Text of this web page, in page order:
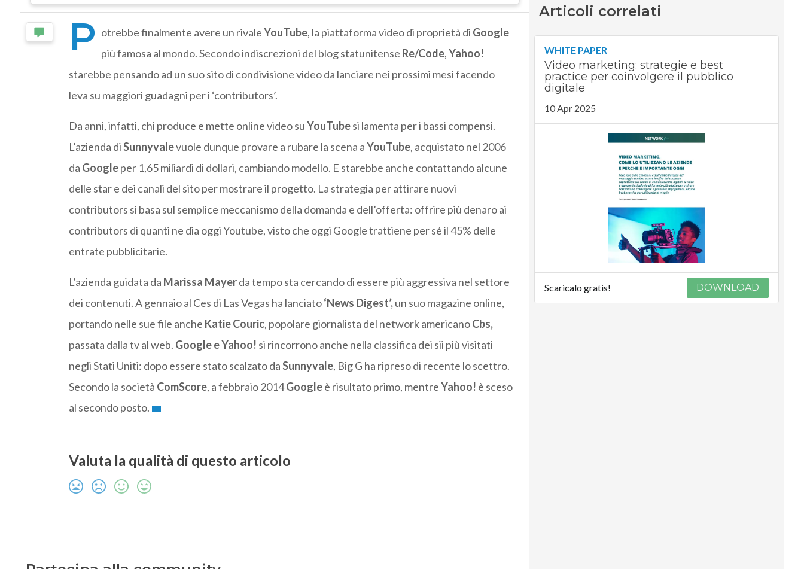
P otrebbe finalmente avere un rivaleYouTube, la piattaforma video di proprietà di Google
più famosa al mondo. Secondo indiscrezioni del blog statunitense Re/Code,Yahoo!
starebbe pensando ad un suo sito di condivisione video da lanciare nei prossimi mesi facendo
leva su maggiori guadagni per i ‘contributors’.
Da anni, infatti, chi produce e mette online video suYouTubesi lamenta per i bassi compensi.
L’azienda diSunnyvalevuole dunque provare a rubare la scena aYouTube, acquistato nel 2006
da Googleper 1,65 miliardi di dollari, cambiando modello. E starebbe anche contattando alcune
delle star e dei canali del sito per mostrare il progetto. La strategia per attirare nuovi
contributors si basa sul semplice meccanismo della domanda e dell’offerta: offrire più denaro ai
contributors di quanti ne dia oggi Youtube, visto che oggi Google trattiene per sé il 45% delle
entrate pubblicitarie.
L’azienda guidata da Marissa Mayerda tempo sta cercando di essere più aggressiva nel settore
dei contenuti. A gennaio al Ces di Las Vegas ha lanciato‘News Digest’,un suo magazine online,
portando nelle sue file anche Katie Couric, popolare giornalista del network americanoCbs,
passata dalla tv al web. Google e Yahoo! si rincorrono anche nella classifica dei sii più visitati
negli Stati Uniti: dopo essere stato scalzato daSunnyvale, Big G ha ripreso di recente lo scettro.
Secondo la società ComScore, a febbraio 2014Googleè risultato primo, mentreYahoo! è sceso
al secondo posto.
Valuta la qualità di questo articolo
Articoli correlati
WHITE PAPER
Video marketing: strategie e best
practice per coinvolgere il pubblico
digitale
10 Apr 2025
Scaricalo gratis! DOWNLOAD